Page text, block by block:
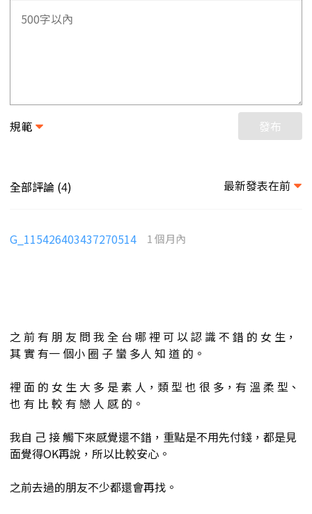
規範 發布
全部評論 (4) 最新發表在前
G_115426403437270514 1 個月內
之 前 有 朋 友 問 我 全 台 哪 裡 可 以 認 識 不 錯 的 女 生，
其 實 有一 個小 圈 子 蠻 多人 知 道 的。
裡 面 的 女 生 大 多 是 素 人，類 型 也 很 多，有 溫 柔 型、
也 有 比 較 有 戀 人 感 的。
我自 己 接 觸下來感覺還不錯，重點是不用先付錢，都是見
面覺得OK再說，所以比較安心。
之前去過的朋友不少都還會再找。